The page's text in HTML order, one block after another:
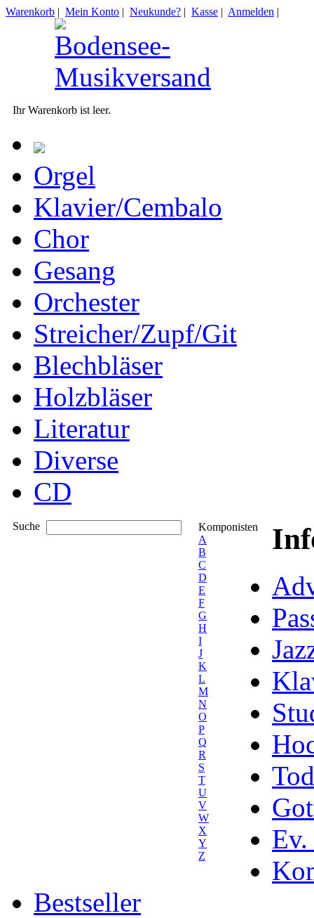
Warenkorb | Mein Konto | Neukunde? | Kasse | Anmelden |
Ihr Warenkorb ist leer.
Orgel
Klavier/Cembalo
Chor
Gesang
Orchester
Streicher/Zupf/Git
Blechbläser
Holzbläser
Literatur
Diverse
CD
Suche
Komponisten
A
B
C
D
E
F
G
H
I
J
K
L
M
N
O
P
Q
R
S
T
U
V
W
X
Y
Z
Ev.
Bestseller